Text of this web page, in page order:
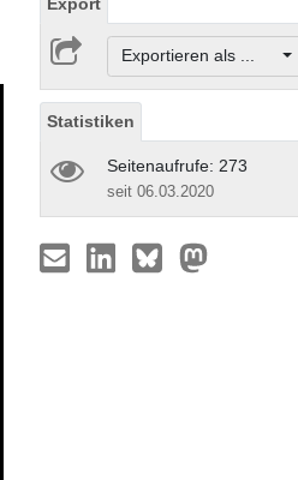
Exportieren als ...
Statistiken
Seitenaufrufe: 273
seit 06.03.2020